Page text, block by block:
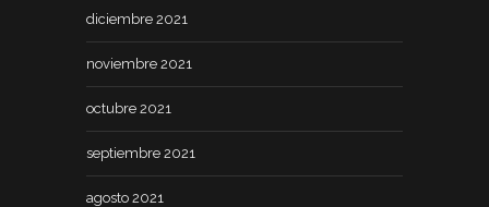
diciembre 2021
noviembre 2021
octubre 2021
septiembre 2021
agosto 2021